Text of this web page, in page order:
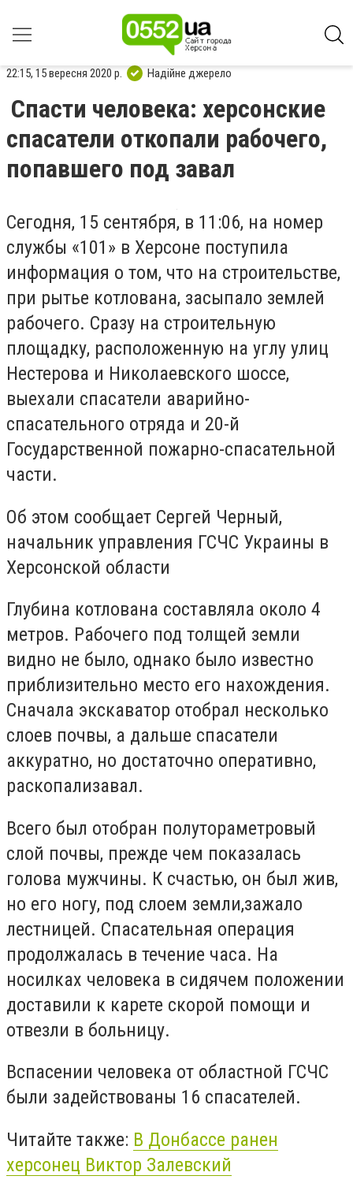
22:15, 15 вересня 2020 р. Надійне джерело
Спасти человека: херсонские
спасатели откопали рабочего,
попавшего под завал
Сегодня, 15 сентября, в 11:06, на номер
службы «101» в Херсоне поступила
информация о том, что на строительстве,
при рытье котлована, засыпало землей
рабочего. Сразу на строительную
площадку, расположенную на углу улиц
Нестерова и Николаевского шоссе,
выехали спасатели аварийно-
спасательного отряда и 20-й
Государственной пожарно-спасательной
части.
Об этом сообщает Сергей Черный,
начальник управления ГСЧС Украины в
Херсонской области
Глубина котлована составляла около 4
метров. Рабочего под толщей земли
видно не было, однако было известно
приблизительно место его нахождения.
Сначала экскаватор отобрал несколько
слоев почвы, а дальше спасатели
аккуратно, но достаточно оперативно,
раскопализавал.
Всего был отобран полутораметровый
слой почвы, прежде чем показалась
голова мужчины. К счастью, он был жив,
но его ногу, под слоем земли,зажало
лестницей. Спасательная операция
продолжалась в течение часа. На
носилках человека в сидячем положении
доставили к карете скорой помощи и
отвезли в больницу.
Вспасении человека от областной ГСЧС
были задействованы 16 спасателей.
Читайте также: В Донбассе ранен
херсонец Виктор Залевский